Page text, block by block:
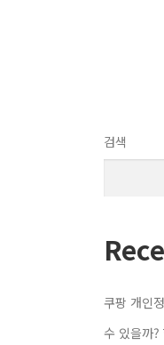
검색
쿠팡 개인
수 있을까?